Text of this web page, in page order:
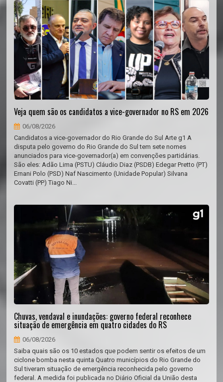
Veja quem são os candidatos a vice-governador no RS em 2026
06/08/2026
Candidatos a vice-governador do Rio Grande do Sul Arte g1 A
disputa pelo governo do Rio Grande do Sul tem sete nomes
anunciados para vice-governador(a) em convenções partidárias.
São eles: Adão Lima (PSTU) Cláudio Diaz (PSDB) Edegar Pretto (PT)
Ernani Polo (PSD) Naf Nascimento (Unidade Popular) Silvana
Covatti (PP) Tiago Ni...
Chuvas, vendaval e inundações: governo federal reconhece
situação de emergência em quatro cidades do RS
06/08/2026
Saiba quais são os 10 estados que podem sentir os efeitos de um
ciclone bomba nesta quinta Quatro municípios do Rio Grande do
Sul tiveram situação de emergência reconhecida pelo governo
federal. A medida foi publicada no Diário Oficial da União desta